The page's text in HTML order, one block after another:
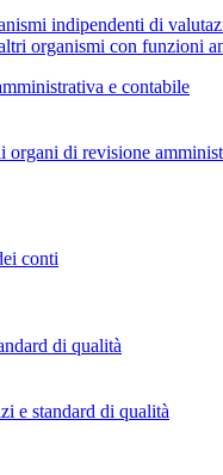
indipendenti di
organismi con funzioni
e contabile
organi di revisione
conti
di qualità
e standard di qualità